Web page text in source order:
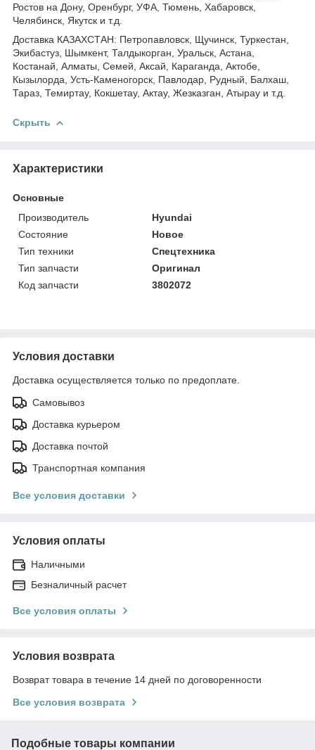
Ростов на Дону, Оренбург, УФА, Тюмень, Хабаровск,
Челябинск, Якутск и т.д.
Доставка КАЗАХСТАН: Петропавловск, Щучинск, Туркестан,
Экибастуз, Шымкент, Талдыкорган, Уральск, Астана,
Костанай, Алматы, Семей, Аксай, Караганда, Актобе,
Кызылорда, Усть-Каменогорск, Павлодар, Рудный, Балхаш,
Тараз, Темиртау, Кокшетау, Актау, Жезказган, Атырау и т.д.
Скрыть
Характеристики
Основные
Производитель
Hyundai
Состояние
Новое
Тип техники
Спецтехника
Тип запчасти
Оригинал
Код запчасти
3802072
Условия доставки
Доставка осуществляется только по предоплате.
Самовывоз
Доставка курьером
Доставка почтой
Транспортная компания
Все условия доставки
Условия оплаты
Наличными
Безналичный расчет
Все условия оплаты
Условия возврата
Возврат товара в течение 14 дней по договоренности
Все условия возврата
Подобные товары компании